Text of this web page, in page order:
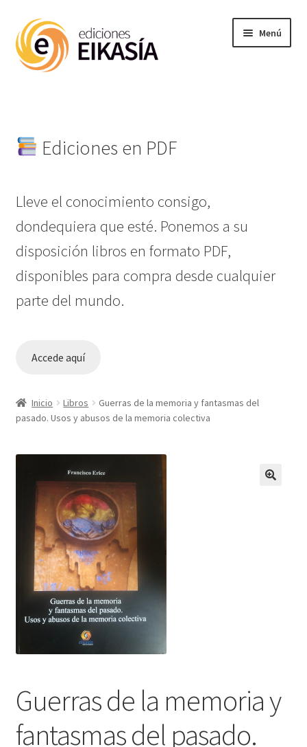
a
la
navegación
al
contenido
Menú
Próx publ
Ediciones PDF
Ediciones en PDF
Lleve el conocimiento consigo,
dondequiera que esté. Ponemos a su
disposición libros en formato PDF,
disponibles para compra desde cualquier
parte del mundo.
Accede aquí
Inicio Libros
Guerras de la memoria y fantasmas del
pasado. Usos y abusos de la memoria colectiva
Guerras de la memoria y
fantasmas del pasado.